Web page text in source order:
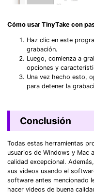
Cómo usar TinyTake con
Haz clic en este
grabación.
Luego, comienza a
opciones y
Una vez hecho esto,
para detener la
Conclusión
Todas estas herramientas
usuarios de Windows y Mac
calidad excepcional.
sus videos usando el
software antes mencionado
hacer videos de buena